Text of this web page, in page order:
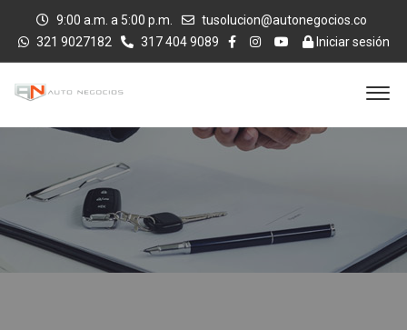
9:00 a.m. a 5:00 p.m.
tusolucion@autonegocios.co
321 9027182
317 404 9089 Iniciar sesión